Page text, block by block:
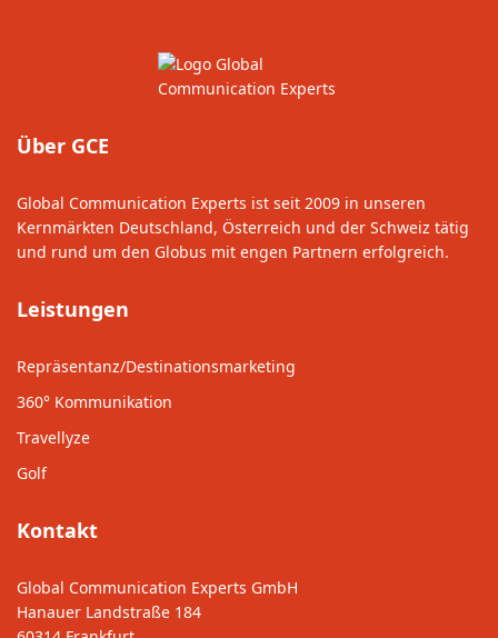
Über GCE
Global Communication Experts ist seit 2009 in unseren
Kernmärkten Deutschland, Österreich und der Schweiz tätig
und rund um den Globus mit engen Partnern erfolgreich.
Leistungen
Repräsentanz/Destinationsmarketing
360° Kommunikation
Travellyze
Golf
Kontakt
Global Communication Experts GmbH
Hanauer Landstraße 184